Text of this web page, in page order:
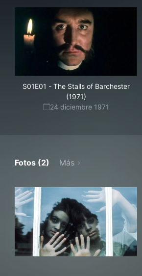
S01E01 - The Stalls of Barchester
(1971)
24 diciembre 1971
Fotos (2) Más